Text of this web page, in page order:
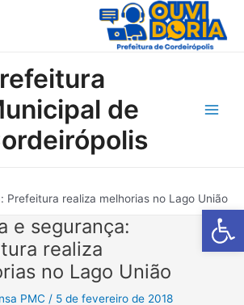
Barra de
de
Prefeitura realiza melhorias no Lago União
e segurança:
realiza
no Lago União
PMC / 5 de fevereiro de 2018